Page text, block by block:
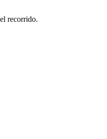
recorrido.